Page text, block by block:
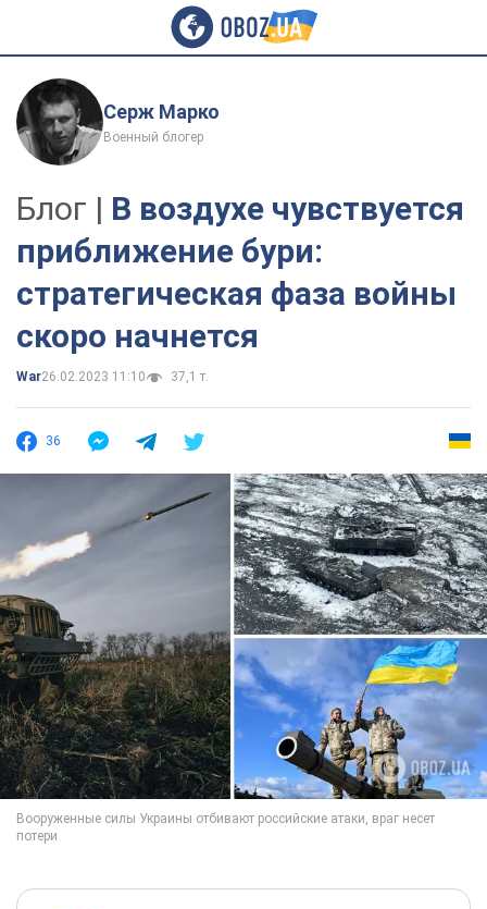
Серж Марко
Военный блогер
Блог | В воздухе чувствуется
приближение бури:
стратегическая фаза войны
скоро начнется
War26.02.2023 11:10 37,1 т.
36